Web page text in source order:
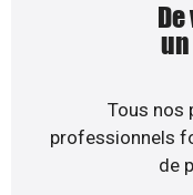
Tous nos
professionnels
de